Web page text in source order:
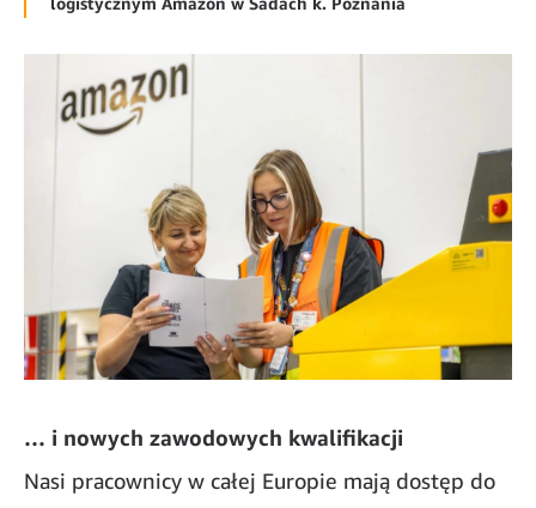
… i nowych zawodowych kwalifikacji
Nasi pracownicy w całej Europie mają dostęp do